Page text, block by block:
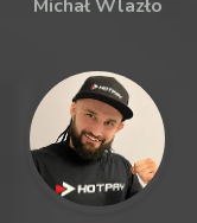
Michał Wlazło